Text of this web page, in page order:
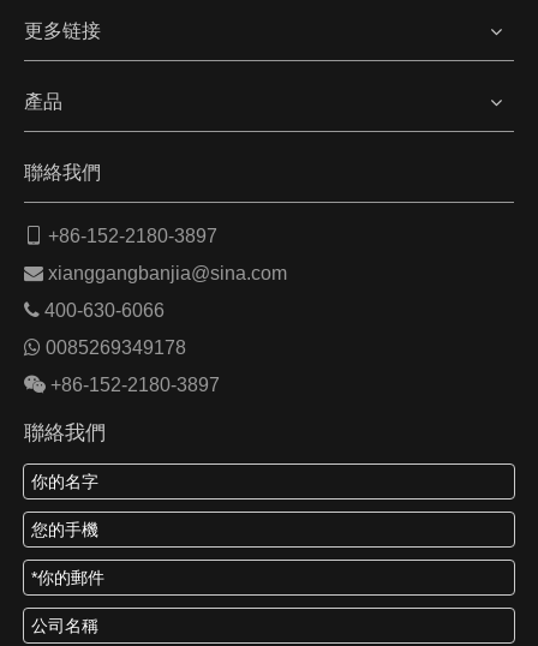
更多链接
產品
聯絡我們
+86-152-2180-3897
 xianggangbanjia@sina.com
 400-630-6066
 0085269349178
 +86-152-2180-3897
聯絡我們